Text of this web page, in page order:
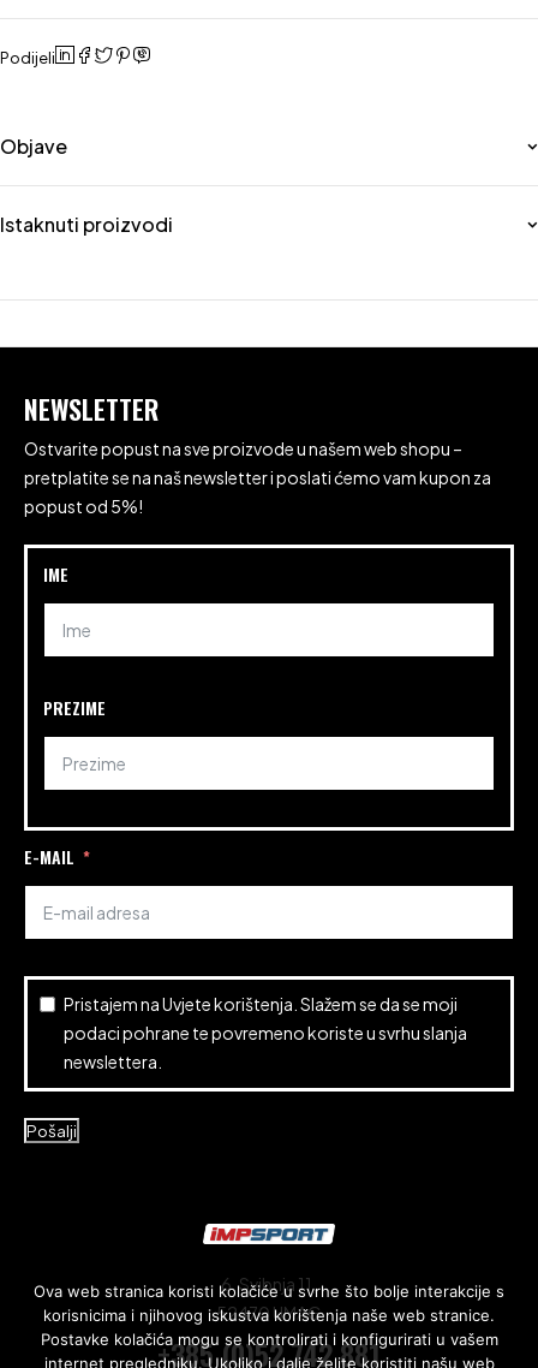
Podijeli
Objave
Istaknuti proizvodi
NEWSLETTER
Ostvarite popust na sve proizvode u našem web shopu –
pretplatite se na naš newsletter i poslati ćemo vam kupon za
popust od 5%!
IME
PREZIME
E-MAIL
Pristajem naUvjete korištenja . Slažem se da se moji
podaci pohrane te povremeno koriste u svrhu slanja
newslettera.
Pošalji
6. Svibnja 11,
52470 UMAG
+385 (0)52 742 881
Ova web stranica koristi kolačiće u svrhe što bolje interakcije s
korisnicima i njihovog iskustva korištenja naše web stranice.
Postavke kolačića mogu se kontrolirati i konfigurirati u vašem
internet pregledniku. Ukoliko i dalje želite koristiti našu web